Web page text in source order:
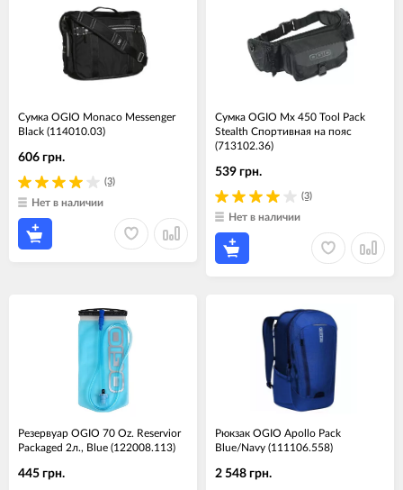
Сумка OGIO Monaco Messenger
Black (114010.03)
(3)
606 грн.
Нет в наличии
Сумка OGIO Mx 450 Tool Pack
Stealth Спортивная на пояс
(713102.36)
(3)
539 грн.
Нет в наличии
Резервуар OGIO 70 Oz. Reservior
Packaged 2л., Blue (122008.113)
445 грн.
Рюкзак OGIO Apollo Pack
Blue/Navy (111106.558)
2 548 грн.